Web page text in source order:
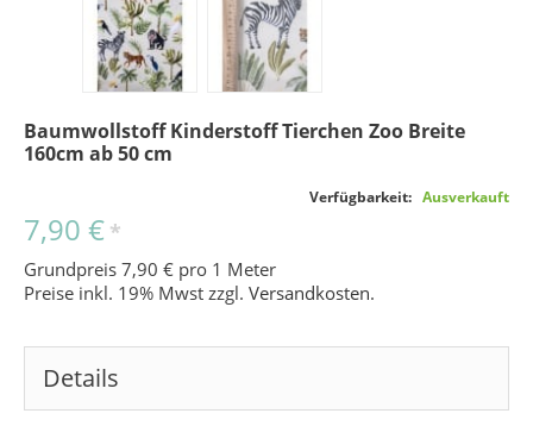
Baumwollstoff Kinderstoff Tierchen Zoo Breite
160cm ab 50 cm
Verfügbarkeit: Ausverkauft
7,90 € *
Grundpreis 7,90 € pro 1 Meter
Preise inkl. 19% Mwst zzgl. Versandkosten.
Details